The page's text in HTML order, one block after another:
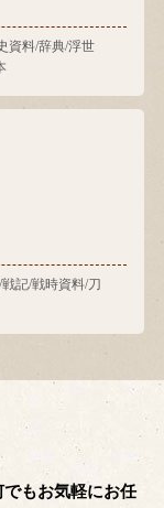
資料/辞典/浮世
記/戦時資料/刀
もお気軽にお任